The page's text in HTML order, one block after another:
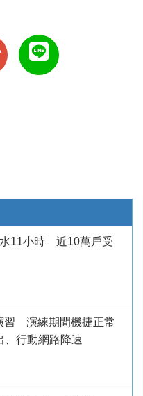
11小時 近10萬戶受
習 演練期間機捷正常
、行動網路降速